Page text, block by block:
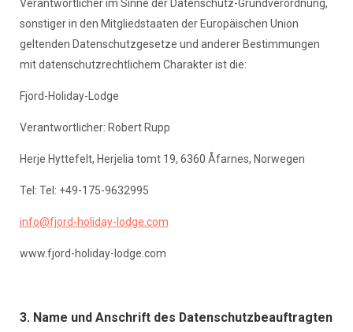
Verantwortlicher im Sinne der Datenschutz-Grundverordnung,
sonstiger in den Mitgliedstaaten der Europäischen Union
geltenden Datenschutzgesetze und anderer Bestimmungen
mit datenschutzrechtlichem Charakter ist die:
Fjord-Holiday-Lodge
Verantwortlicher: Robert Rupp
Herje Hyttefelt, Herjelia tomt 19, 6360 Åfarnes, Norwegen
Tel: Tel: +49-175-9632995
info@fjord-holiday-lodge.com
www.fjord-holiday-lodge.com
3. Name und Anschrift des Datenschutzbeauftragten